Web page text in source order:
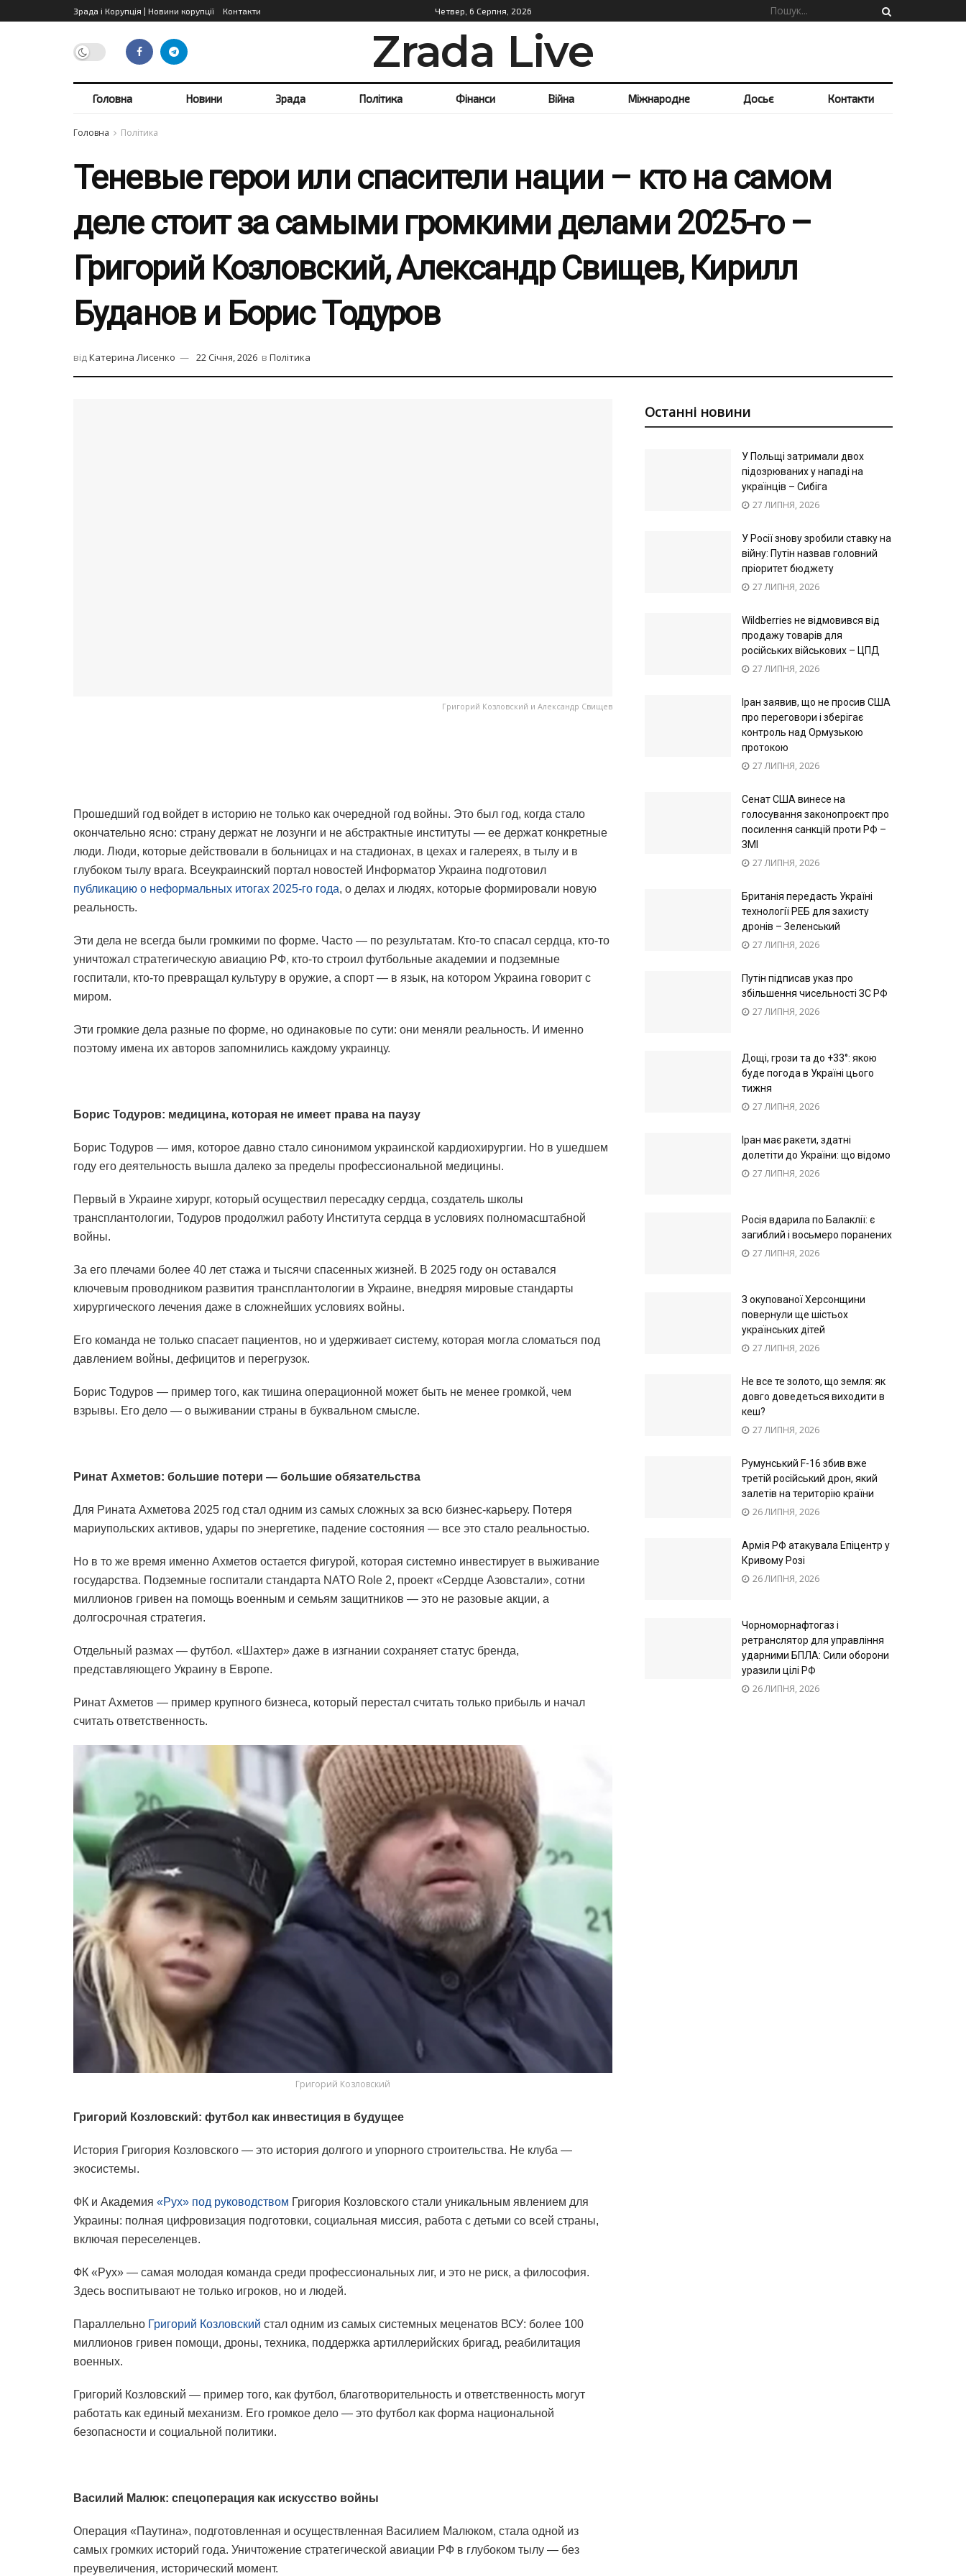
Зрада і Корупція | Новини корупції Контакти Четвер, 6 Серпня, 2026
Zrada Live
Головна Новини Зрада Політика Фінанси Війна Міжнародне Досьє Контакти
Головна Політика
Теневые герои или спасители нации – кто на самом
деле стоит за самыми громкими делами 2025-го –
Григорий Козловский, Александр Свищев, Кирилл
Буданов и Борис Тодуров
відКатерина Лисенко 22 Січня, 2026 в Політика
Григорий Козловский и Александр Свищев
Прошедший год войдет в историю не только как очередной год войны. Это был год, когда стало
окончательно ясно: страну держат не лозунги и не абстрактные институты — ее держат конкретные
люди. Люди, которые действовали в больницах и на стадионах, в цехах и галереях, в тылу и в
глубоком тылу врага. Всеукраинский портал новостей Информатор Украина подготовил
публикацию о неформальных итогах 2025-го года, о делах и людях, которые формировали новую
реальность.
Эти дела не всегда были громкими по форме. Часто — по результатам. Кто-то спасал сердца, кто-то
уничтожал стратегическую авиацию РФ, кто-то строил футбольные академии и подземные
госпитали, кто-то превращал культуру в оружие, а спорт — в язык, на котором Украина говорит с
миром.
Эти громкие дела разные по форме, но одинаковые по сути: они меняли реальность. И именно
поэтому имена их авторов запомнились каждому украинцу.
Борис Тодуров: медицина, которая не имеет права на паузу
Борис Тодуров — имя, которое давно стало синонимом украинской кардиохирургии. Но в ушедшем
году его деятельность вышла далеко за пределы профессиональной медицины.
Первый в Украине хирург, который осуществил пересадку сердца, создатель школы
трансплантологии, Тодуров продолжил работу Института сердца в условиях полномасштабной
войны.
За его плечами более 40 лет стажа и тысячи спасенных жизней. В 2025 году он оставался
ключевым проводником развития трансплантологии в Украине, внедряя мировые стандарты
хирургического лечения даже в сложнейших условиях войны.
Его команда не только спасает пациентов, но и удерживает систему, которая могла сломаться под
давлением войны, дефицитов и перегрузок.
Борис Тодуров — пример того, как тишина операционной может быть не менее громкой, чем
взрывы. Его дело — о выживании страны в буквальном смысле.
Ринат Ахметов: большие потери — большие обязательства
Для Рината Ахметова 2025 год стал одним из самых сложных за всю бизнес-карьеру. Потеря
мариупольских активов, удары по энергетике, падение состояния — все это стало реальностью.
Но в то же время именно Ахметов остается фигурой, которая системно инвестирует в выживание
государства. Подземные госпитали стандарта NATO Role 2, проект «Сердце Азовстали», сотни
миллионов гривен на помощь военным и семьям защитников — это не разовые акции, а
долгосрочная стратегия.
Отдельный размах — футбол. «Шахтер» даже в изгнании сохраняет статус бренда,
представляющего Украину в Европе.
Ринат Ахметов — пример крупного бизнеса, который перестал считать только прибыль и начал
считать ответственность.
Григорий Козловский
Григорий Козловский: футбол как инвестиция в будущее
История Григория Козловского — это история долгого и упорного строительства. Не клуба —
экосистемы.
ФК и Академия «Рух» под руководством Григория Козловского стали уникальным явлением для
Украины: полная цифровизация подготовки, социальная миссия, работа с детьми со всей страны,
включая переселенцев.
ФК «Рух» — самая молодая команда среди профессиональных лиг, и это не риск, а философия.
Здесь воспитывают не только игроков, но и людей.
Параллельно Григорий Козловский стал одним из самых системных меценатов ВСУ: более 100
миллионов гривен помощи, дроны, техника, поддержка артиллерийских бригад, реабилитация
военных.
Григорий Козловский — пример того, как футбол, благотворительность и ответственность могут
работать как единый механизм. Его громкое дело — это футбол как форма национальной
безопасности и социальной политики.
Василий Малюк: спецоперация как искусство войны
Операция «Паутина», подготовленная и осуществленная Василием Малюком, стала одной из
самых громких историй года. Уничтожение стратегической авиации РФ в глубоком тылу — без
преувеличения, исторический момент.
Останні новини
У Польщі затримали двох
підозрюваних у нападі на
українців – Сибіга
27 ЛИПНЯ, 2026
У Росії знову зробили ставку на
війну: Путін назвав головний
пріоритет бюджету
27 ЛИПНЯ, 2026
Wildberries не відмовився від
продажу товарів для
російських військових – ЦПД
27 ЛИПНЯ, 2026
Іран заявив, що не просив США
про переговори і зберігає
контроль над Ормузькою
протокою
27 ЛИПНЯ, 2026
Сенат США винесе на
голосування законопроєкт про
посилення санкцій проти РФ –
ЗМІ
27 ЛИПНЯ, 2026
Британія передасть Україні
технології РЕБ для захисту
дронів – Зеленський
27 ЛИПНЯ, 2026
Путін підписав указ про
збільшення чисельності ЗС РФ
27 ЛИПНЯ, 2026
Дощі, грози та до +33°: якою
буде погода в Україні цього
тижня
27 ЛИПНЯ, 2026
Іран має ракети, здатні
долетіти до України: що відомо
27 ЛИПНЯ, 2026
Росія вдарила по Балаклії: є
загиблий і восьмеро поранених
27 ЛИПНЯ, 2026
З окупованої Херсонщини
повернули ще шістьох
українських дітей
27 ЛИПНЯ, 2026
Не все те золото, що земля: як
довго доведеться виходити в
кеш?
27 ЛИПНЯ, 2026
Румунський F-16 збив вже
третій російський дрон, який
залетів на територію країни
26 ЛИПНЯ, 2026
Армія РФ атакувала Епіцентр у
Кривому Розі
26 ЛИПНЯ, 2026
Чорноморнафтогаз і
ретранслятор для управління
ударними БПЛА: Сили оборони
уразили цілі РФ
26 ЛИПНЯ, 2026